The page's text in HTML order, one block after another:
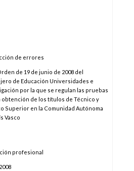
de errores
de 19 de junio de 2008 del
de Educación Universidades e
por la que se regulan las pruebas
obtención de los títulos de Técnico y
Superior en la Comunidad Autónoma
Vasco
profesional